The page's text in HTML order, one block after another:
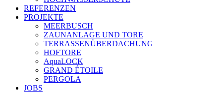
REFERENZEN
PROJEKTE
MEERBUSCH
ZAUNANLAGE UND TORE
TERRASSENÜBERDACHUNG
HOFTORE
AquaLOCK
GRAND ÉTOILE
PERGOLA
JOBS